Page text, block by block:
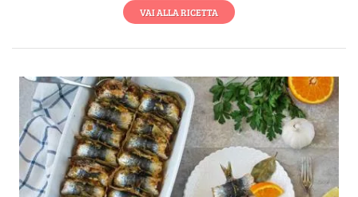
VAI ALLA RICETTA